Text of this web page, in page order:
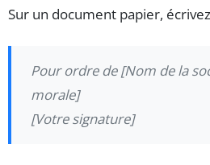
Sur un document papier,
Pour ordre de [Nom de la
morale]
[Votre signature]